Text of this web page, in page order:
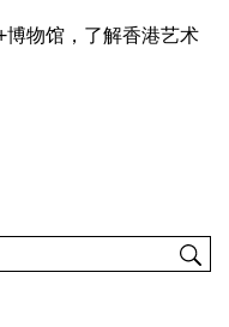
物馆，了解香港艺术